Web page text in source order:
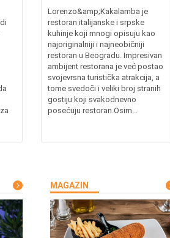
Lorenzo&amp;Kakalamba je
restoran italijanske i srpske
kuhinje koji mnogi opisuju kao
najoriginalniji i najneobičniji
restoran u Beogradu. Impresivan
ambijent restorana je već postao
svojevrsna turistička atrakcija, a
tome svedoči i veliki broj stranih
gostiju koji svakodnevno
posećuju restoran.Osim...
MAGAZIN